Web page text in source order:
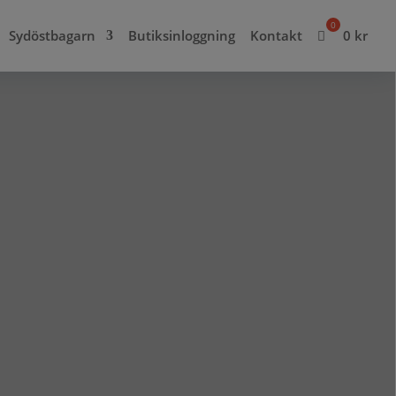
Sydöstbagarn Butiksinloggning Kontakt 0 kr